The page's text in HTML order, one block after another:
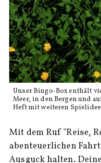
Unser Bingo-Box enthält
Meer, in den Bergen und
Heft mit weiteren
Mit dem Ruf "Reise,
abenteuerlichen
Ausguck halten.